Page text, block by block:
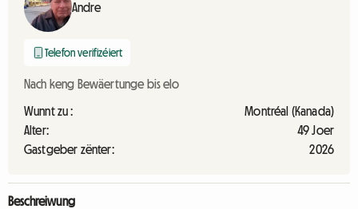
Andre
Telefon verifizéiert
Nach keng Bewäertunge bis elo
Wunnt zu :
Montréal (Kanada)
Alter:
49 Joer
Gastgeber zënter:
2026
Beschreiwung